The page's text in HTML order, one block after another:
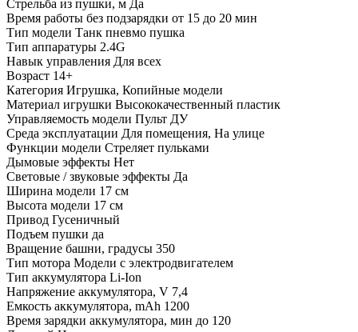
Стрельба из пушки, м Да
Время работы без подзарядки от 15 до 20 мин
Тип модели Танк пневмо пушка
Тип аппаратуры 2.4G
Навык управления Для всех
Возраст 14+
Категория Игрушка, Копийные модели
Материал игрушки Высококачественный пластик
Управляемость модели Пульт ДУ
Среда эксплуатации Для помещения, На улице
Функции модели Стреляет пульками
Дымовые эффекты Нет
Световые / звуковые эффекты Да
Ширина модели 17 см
Высота модели 17 см
Привод Гусеничный
Подъем пушки да
Вращение башни, градусы 350
Тип мотора Модели с электродвигателем
Тип аккумулятора Li-Ion
Напряжение аккумулятора, V 7,4
Емкость аккумулятора, mAh 1200
Время зарядки аккумулятора, мин до 120